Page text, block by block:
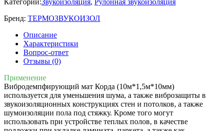
Бренд: ТЕРМОЗВУКОИЗОЛ
Описание
Характеристики
Вопрос-ответ
Отзывы (0)
Применение
Вибродемпфирующий мат Корда (10м*1,5м*10мм)
используется для уменьшения шума, а также виброзащиты в
звукоизоляционных конструкциях стен и потолков, а также
шумоизоляции пола под стяжку. Кроме того могут
использовать при устройстве теплых полов, в качестве